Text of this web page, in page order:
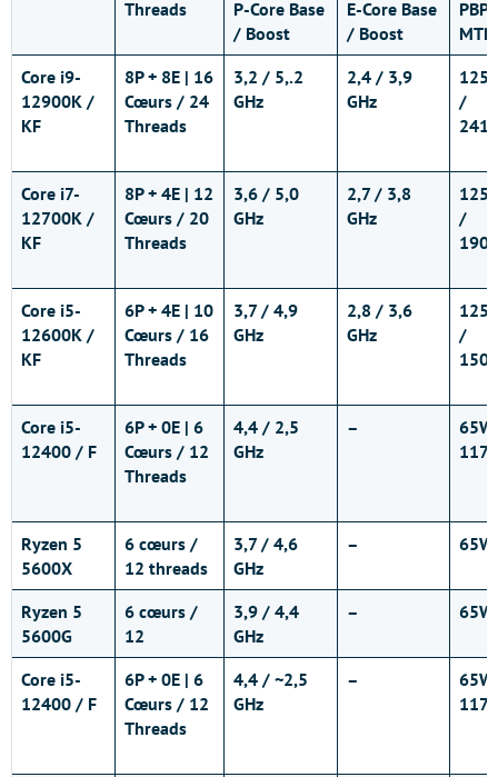
Threads
P-Core Base
/ Boost
E-Core Base
/ Boost
PBP
MTP
Core i9-
12900K /
KF
8P + 8E | 16
Cœurs / 24
Threads
3,2 / 5,.2
GHz
2,4 / 3,9
GHz
/
Core i7-
12700K /
KF
8P + 4E | 12
Cœurs / 20
Threads
3,6 / 5,0
GHz
2,7 / 3,8
GHz
/
Core i5-
12600K /
KF
6P + 4E | 10
Cœurs / 16
Threads
3,7 / 4,9
GHz
2,8 / 3,6
GHz
/
Core i5-
12400 / F
6P + 0E | 6
Cœurs / 12
Threads
4,4 / 2,5
GHz
–
Ryzen 5
5600X
6 cœurs /
12 threads
3,7 / 4,6
GHz
– 65W
Ryzen 5
5600G
6 cœurs /
12
3,9 / 4,4
GHz
– 65W
Core i5-
12400 / F
6P + 0E | 6
Cœurs / 12
Threads
4,4 / ~2,5
GHz
–